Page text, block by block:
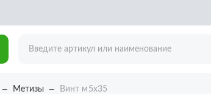
Метизы Винт м5х35